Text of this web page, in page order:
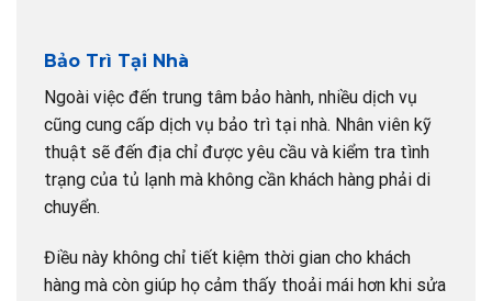
Bảo Trì Tại Nhà
Ngoài việc đến trung tâm bảo hành, nhiều dịch vụ
cũng cung cấp dịch vụ bảo trì tại nhà. Nhân viên kỹ
thuật sẽ đến địa chỉ được yêu cầu và kiểm tra tình
trạng của tủ lạnh mà không cần khách hàng phải di
chuyển.
Điều này không chỉ tiết kiệm thời gian cho khách
hàng mà còn giúp họ cảm thấy thoải mái hơn khi sửa